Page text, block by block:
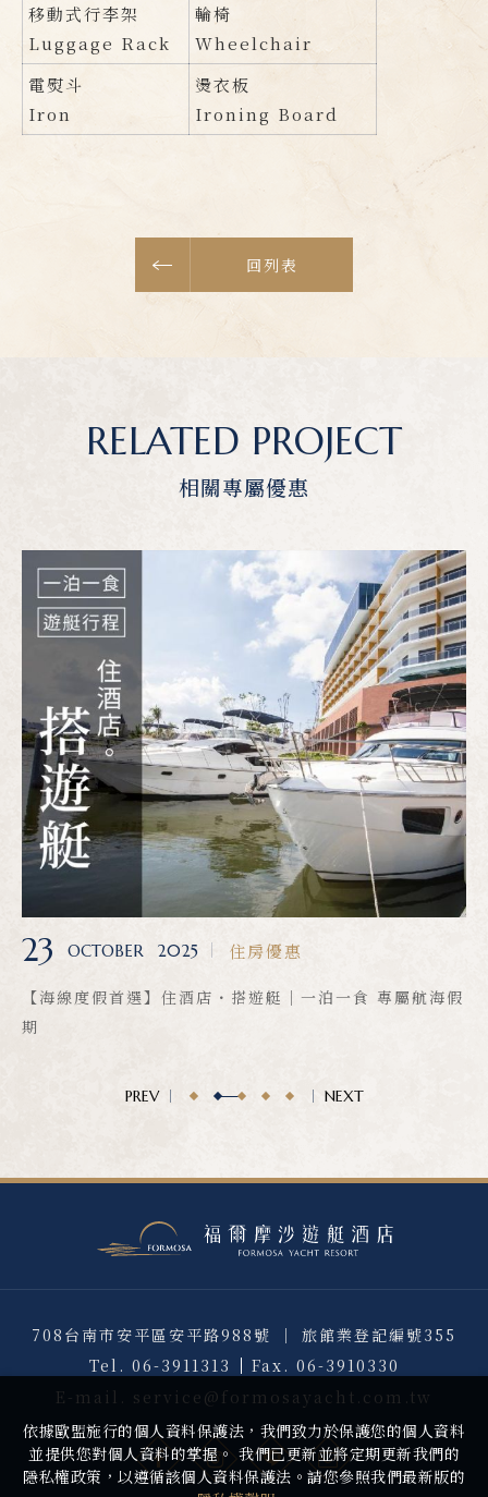
移動式行李架
Luggage Rack
輪椅
Wheelchair
電熨斗
Iron
燙衣板
Ironing Board
回列表
RELATED PROJECT
相關專屬優惠
23 OCTOBER 2025 住房優惠
【海線度假首選】住酒店・搭遊艇｜一泊一食 專屬航海假
期
PREV NEXT
708台南市安平區安平路988號 ｜ 旅館業登記編號355
Tel. 06-3911313 Fax. 06-3910330
E-mail.
service@formosayacht.com.tw
依據歐盟施行的個人資料保護法，我們致力於保護您的個人資料
並提供您對個人資料的掌握。 我們已更新並將定期更新我們的
隱私權政策，以遵循該個人資料保護法。請您參照我們最新版的